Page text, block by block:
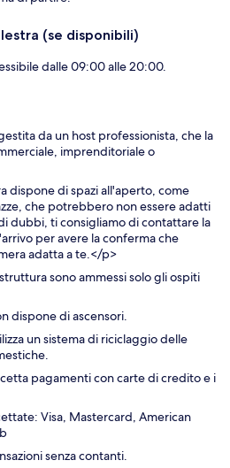
(se disponibili)
dalle 09:00 alle 20:00.
da un host professionista, che la
imprenditoriale o
dispone di spazi all'aperto, come
che potrebbero non essere adatti
dubbi, ti consigliamo di contattare la
per avere la conferma che
adatta a te.</p>
sono ammessi solo gli ospiti
dispone di ascensori.
un sistema di riciclaggio delle
pagamenti con carte di credito e i
Visa, Mastercard, American
senza contanti.